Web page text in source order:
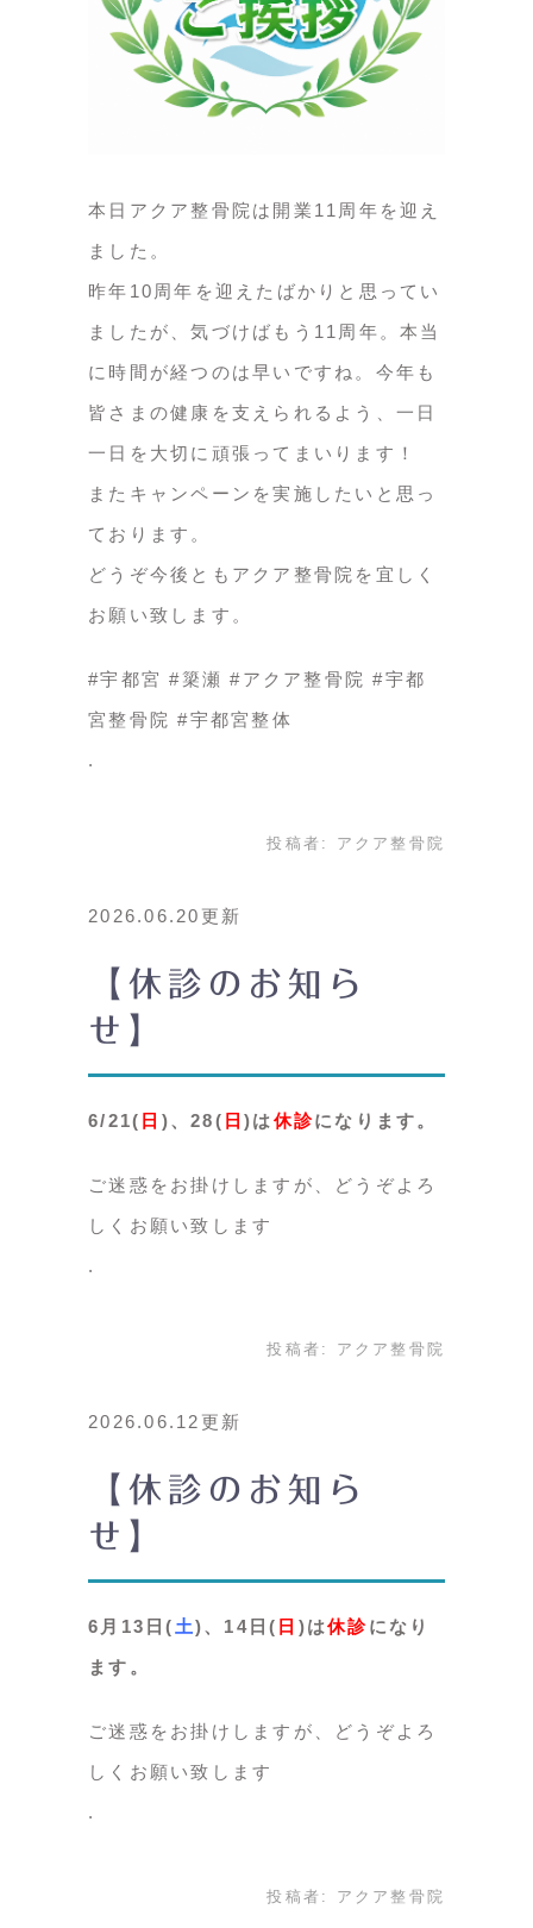
本日アクア整骨院は開業11周年を迎え
ました。
昨年10周年を迎えたばかりと思ってい
ましたが、気づけばもう11周年。本当
に時間が経つのは早いですね。今年も
皆さまの健康を支えられるよう、一日
一日を大切に頑張ってまいります！
またキャンペーンを実施したいと思っ
ております。
どうぞ今後ともアクア整骨院を宜しく
お願い致します。
#宇都宮 #簗瀬 #アクア整骨院 #宇都
宮整骨院 #宇都宮整体
投稿者: アクア整骨院
2026.06.20更新
【休診のお知ら
せ】
6/21( 日 )、28( 日 )は 休診になります。
ご迷惑をお掛けしますが、どうぞよろ
しくお願い致します
投稿者: アクア整骨院
2026.06.12更新
【休診のお知ら
せ】
6月13日(土)、14日( 日 )は休診になり
ます。
ご迷惑をお掛けしますが、どうぞよろ
しくお願い致します
投稿者: アクア整骨院